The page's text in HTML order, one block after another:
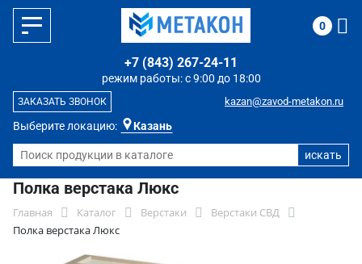
Выберите локацию: Казань
режим работы: с 9:00 до 18:00
+7 (843) 267-24-11
kazan@zavod-metakon.ru
ЗАКАЗАТЬ ЗВОНОК
0
Полка верстака Люкс
Главная Каталог Верстаки
Верстаки СВД
Полка верстака Люкс